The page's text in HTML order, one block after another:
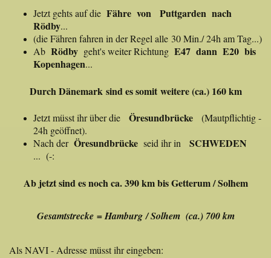
Jetzt gehts auf die Fähre von Puttgarden nach
Rödby...
(die Fähren fahren in der Regel alle 30 Min./ 24h am Tag...)
Ab Rödby geht's weiter Richtung E47 dann E20 bis
Kopenhagen...
Durch Dänemark sind es somit weitere (ca.) 160 km
Jetzt müsst ihr über die Öresundbrücke
(Mautpflichtig -
24h geöffnet).
Nach der Öresundbrücke seid ihr in SCHWEDEN
... (-:
Ab jetzt sind es noch ca. 390 km bis Getterum / Solhem
Gesamtstrecke = Hamburg / Solhem (ca.) 700 km
Als NAVI - Adresse müsst ihr eingeben: